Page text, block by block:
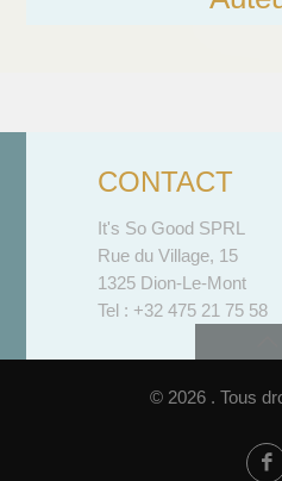
CONTACT
It's So Good SPRL
Rue du Village, 15
1325 Dion-Le-Mont
Tel : +32 475 21 75 58
© 2026 . Tous